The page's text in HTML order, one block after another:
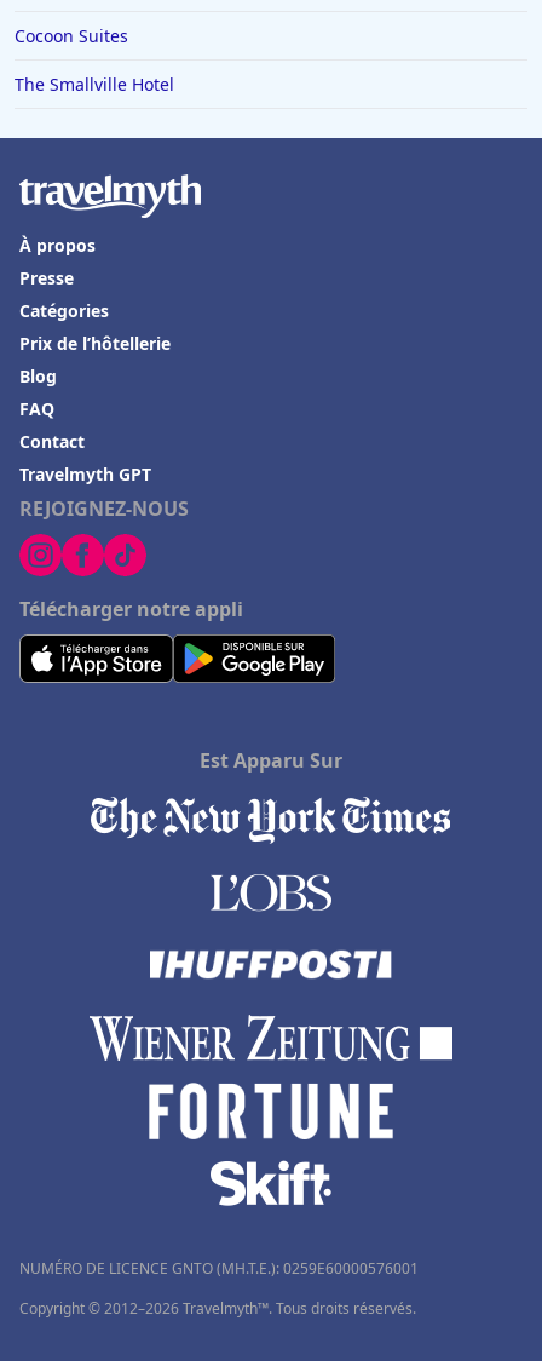
Cocoon Suites
The Smallville Hotel
REJOIGNEZ-NOUS
Télécharger notre appli
À propos
Presse
Catégories
Prix de l’hôtellerie
Blog
FAQ
Contact
Travelmyth GPT
Est Apparu Sur
NUMÉRO DE LICENCE GNTO (MH.T.E.): 0259Ε60000576001
Copyright © 2012–2026 Travelmyth™. Tous droits réservés.